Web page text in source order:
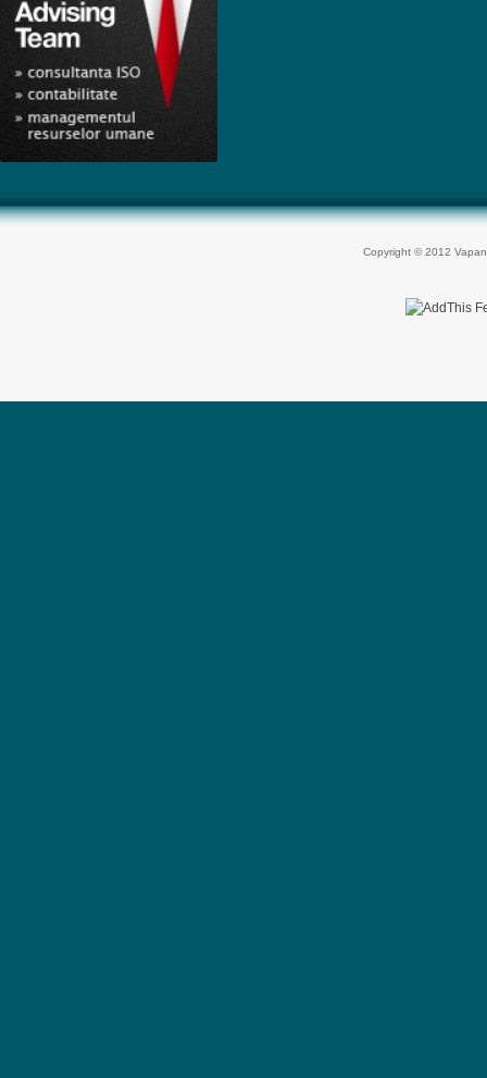
Copyright © 2012